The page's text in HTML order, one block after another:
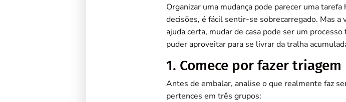
Organizar uma mudança pode parecer uma
decisões, é fácil sentir-se sobrecarregado. Mas
ajuda certa, mudar de casa pode ser um
puder aproveitar para se livrar da tralha
1. Comece por fazer triagem
Antes de embalar, analise o que realmente faz
pertences em três grupos: